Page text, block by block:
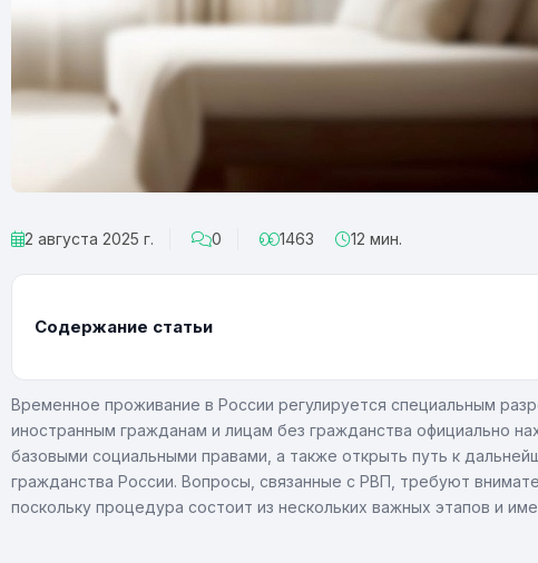
2 августа 2025 г. 0 1463 12 мин.
Содержание статьи
Временное проживание в России регулируется специальным
иностранным гражданам и лицам без гражданства официально
базовыми социальными правами, а также открыть путь к
гражданства России. Вопросы, связанные с РВП, требуют
поскольку процедура состоит из нескольких важных этапов и